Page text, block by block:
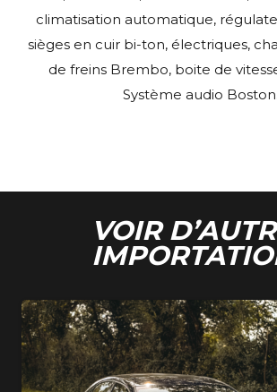
climatisation automatique,
sièges en cuir bi-ton, électriques,
de freins Brembo, boite de
Système audio Boston.
VOIR